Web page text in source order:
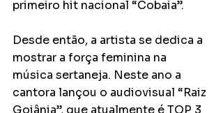
primeiro hit nacional “Cobaia”.
Desde então, a artista se dedica a
mostrar a força feminina na
música sertaneja. Neste ano a
cantora lançou o audiovisual “Raiz
Goiânia”, que atualmente é TOP 3